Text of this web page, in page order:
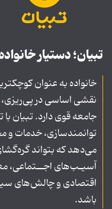
تبیان؛ دستیار
خانواده به عنوان
نقشی اساسی در
جامعه قوی دارد. تبیان
توانمندسازی، خدمات و
می‌دهد که بتواند
آسیـب‌های
اقتصادی و چالش‌های
باشد.